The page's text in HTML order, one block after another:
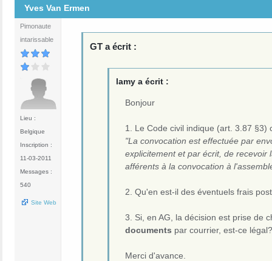
Yves Van Ermen
Pimonaute
intarissable
Lieu :
Belgique
Inscription :
11-03-2011
Messages :
540
Site Web
GT a écrit :
lamy a écrit :
Bonjour
1. Le Code civil indique (art. 3.87
"La convocation est effectuée par
explicitement et par écrit, de
afférents à la convocation à
2. Qu'en est-il des éventuels frais
3. Si, en AG, la décision est prise de
documents par courrier, est-ce légal?
Merci d'avance.